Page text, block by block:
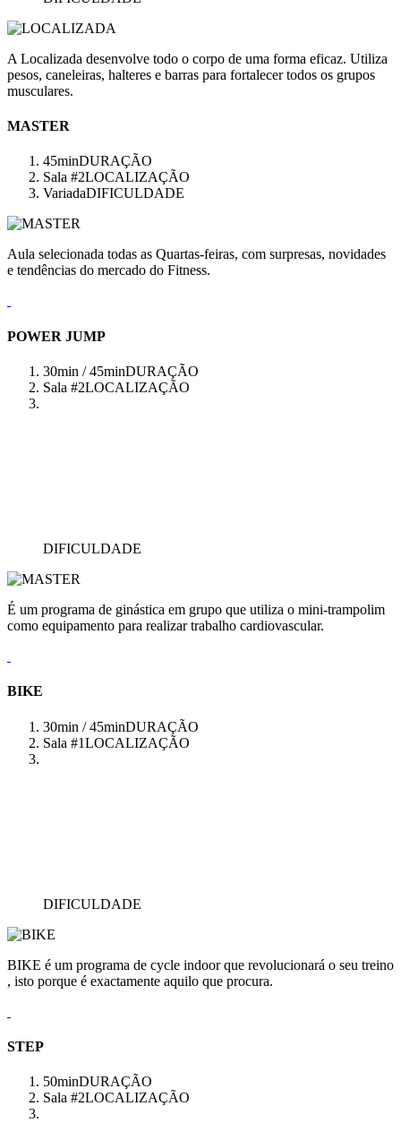
A Localizada desenvolve todo o corpo de uma forma eficaz. Utiliza
pesos, caneleiras, halteres e barras para fortalecer todos os grupos
musculares.
MASTER
45minDURAÇÃO
Sala #2LOCALIZAÇÃO
VariadaDIFICULDADE
Aula selecionada todas as Quartas-feiras, com surpresas, novidades
e tendências do mercado do Fitness.
POWER JUMP
30min / 45minDURAÇÃO
Sala #2LOCALIZAÇÃO
DIFICULDADE
É um programa de ginástica em grupo que utiliza o mini-trampolim
como equipamento para realizar trabalho cardiovascular.
BIKE
30min / 45minDURAÇÃO
Sala #1LOCALIZAÇÃO
DIFICULDADE
BIKE é um programa de cycle indoor que revolucionará o seu treino
, isto porque é exactamente aquilo que procura.
STEP
50minDURAÇÃO
Sala #2LOCALIZAÇÃO